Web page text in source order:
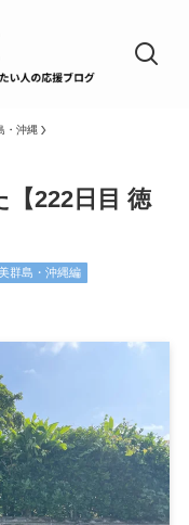
・沖縄
【222日目 徳
群島・沖縄編